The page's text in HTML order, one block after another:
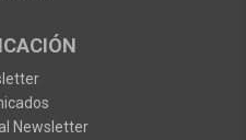
Newsletter